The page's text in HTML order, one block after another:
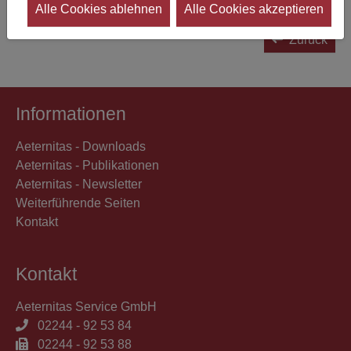
Zurück
Informationen
Aeternitas - Downloads
Aeternitas - Publikationen
Aeternitas - Newsletter
Weiterführende Seiten
Kontakt
Kontakt
Aeternitas Service GmbH
02244 - 92 53 84
02244 - 92 53 88
Alle Cookies ablehnen Alle Cookies akzeptieren